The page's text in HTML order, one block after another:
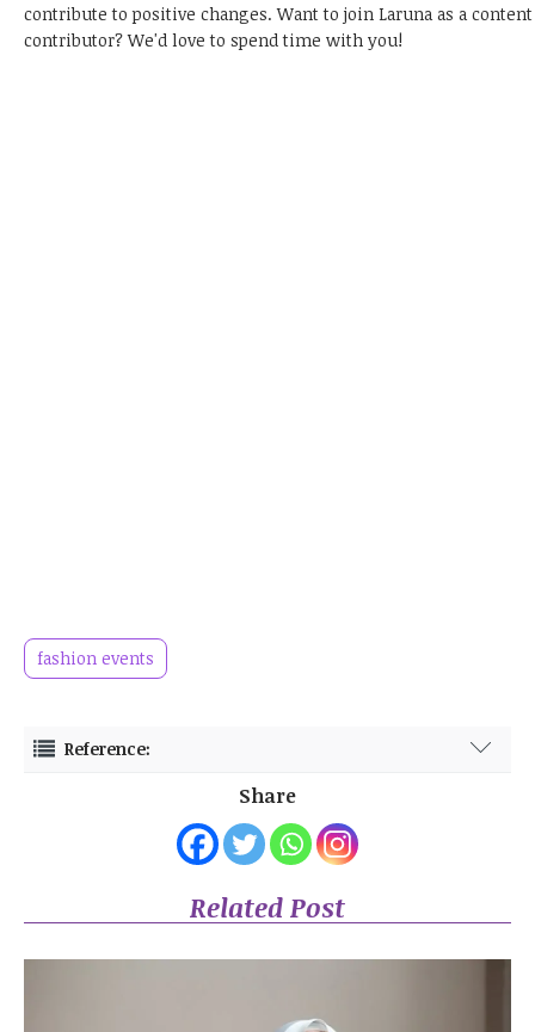
contribute to positive changes.Want to join Laruna as a content
contributor?We'd love to spend time with you!
fashion events
Reference:
https://www.cnnindonesia.com/gaya-hidup/20240518151231-277-
1099304/tampil-bak-putri-di-cannes-2024-raline-shah-pakai-gaun-
802022/raline-shah-masuk-daftar-best-fashion-di-red-carpet-
cannes
https://www.beautynesia.id/fashion/2-gaya-raline-shah-di-cannes-
Share
Related Post